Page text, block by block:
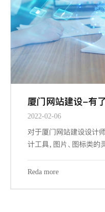
2022-02-06
对于厦门网站建设设计
计工具，图片、图标类
我们的设计工作。下面
Reda more